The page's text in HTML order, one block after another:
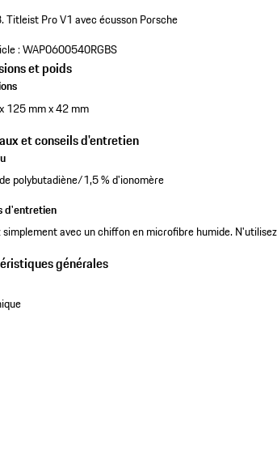
Titleist Pro V1avec écusson Porsche
:WAP0600540RGBS
et poids
125 mm x 42 mm
et conseils d'entretien
polybutadiène/1,5 % d'ionomère
d'entretien
simplement avec un chiffon en microfibre humide.
générales